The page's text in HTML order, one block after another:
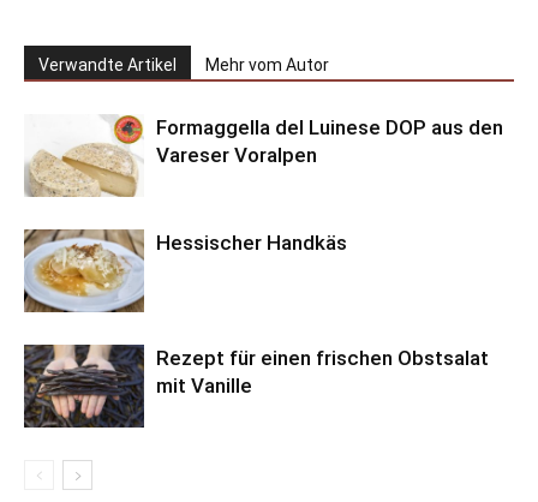
Verwandte Artikel Mehr vom Autor
Formaggella del Luinese DOP aus den
Vareser Voralpen
Hessischer Handkäs
Rezept für einen frischen Obstsalat
mit Vanille